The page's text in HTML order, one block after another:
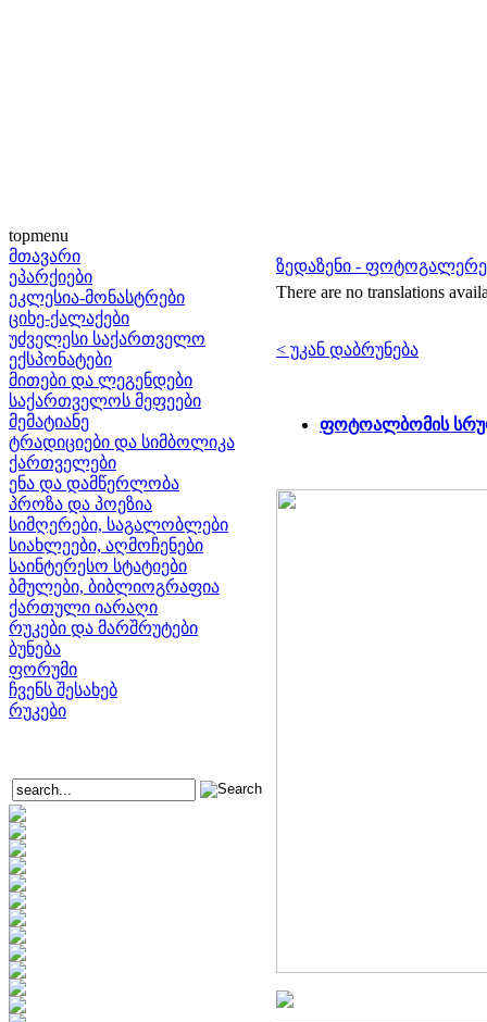
topmenu
მთავარი
ეპარქიები
ეკლესია-მონასტრები
ციხე-ქალაქები
უძველესი საქართველო
ექსპონატები
მითები და ლეგენდები
საქართველოს მეფეები
მემატიანე
ტრადიციები და სიმბოლიკა
ქართველები
ენა და დამწერლობა
პროზა და პოეზია
სიმღერები, საგალობლები
სიახლეები, აღმოჩენები
საინტერესო სტატიები
ბმულები, ბიბლიოგრაფია
ქართული იარაღი
რუკები და მარშრუტები
ბუნება
ფორუმი
ჩვენს შესახებ
რუკები
ზედაზენი -
There are no translations
< უკან დაბრუნება
ფოტოალბომის